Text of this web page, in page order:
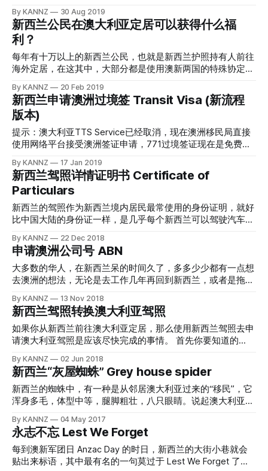
病，而澳洲反而有，所以温血宠物从新西兰到澳洲，不需要经
过检疫隔离，可以说，到岸就可以满地乱跑了。 要注意，阿
猫阿狗大概率无法和你乘坐同一个航班，横跨塔斯曼海；你需
要找一个合规的、注册的宠物运输公司，来安排 trans-
tasman 海的旅程。 你可以在新西兰的 MPI 网站上找到注册的
宠物运输公司，并且找他们报个价；报价总是免费的，不同的
收费主要是服务水平的高低，比如说，优质的服务内容包括专
业人士亲自到你家使用宠物笼子将您的宠物带走，并安排运输
到澳大利亚的新地址；而比较低价格的服务，恐怕就是您要在
新西兰送宠物到机场，
分都是10块20块的钞票而已；更有些新西兰人，钱包虽然很
厚，但是一分钱现金都没有。 但是，澳洲这样大量使用现金
去做支付的国家，也会产生出“反洗钱”“黑钱”泛滥的问题，用
现金来进行超级大额度的交易，就可以把一些不干净的钱换成
某些资产，然后再用这些资产来换成干净的钱。 不过，这种
过一万澳币以上的现金交易，任何拥有 ABN 也就是澳洲注册
公司号码的公司，如果接收消费者超过一万澳币的现金支付，
则商家可能被罚款25000澳币、或者商家的法人被判处最高两
年的监禁。 无需担心的是，对于个人之间的现金交易，则不
在受监管的行列。 image source: pixabay
By KANNZ 30 Aug 2019
新西兰公民在澳大利亚定居可以获得什么福
利？
每年有十万以上的新西兰公民，也就是新西兰护照持有人前往
海外定居，在这其中，大部分都是使用澳新两国的特殊协定进
以出入境自由，并且可以定居、工作、求学，不受任何限制，
但是在领取福利这个问题上，新西兰的护照持有人可就远远比
不上澳洲护照持有人了，甚至比不上澳洲的永久居留签证能够
享受的福利多。 image source: pixabay 在澳洲的新西兰公
民，能够得到什么样的福利呢？ * Family Tax Benefit *
Single Income Family Supplement * Child Care Benefit *
Double Orphan Pension * Health Care Card * Low Income
Health Care Card * Foster Child Health Care Card *
Commonwealth
By KANNZ 20 Feb 2019
新西兰申请澳洲过境签 Transit Visa (新流程
版本)
提示：澳大利亚TTS Service已经取消，现在澳洲移民局直接
使用网络平台接受澳洲签证申请，771过境签证现在是免费办
经的历史见证。 站长曾经在五年之前写过一篇申请澳大利亚
（澳洲）过境签 Transit Visa 的文章，不过目前该文章的内容
已经十分陈旧不符合目前的办理流程，不仅奥克兰的 TT
Service 总部从高大上的 HSBC 大楼搬到了 87 Albert St 这个
看起来有点脏脏破破的地方，而且申请澳洲过境签证的流程也
接待大厅申请签证已经是几乎不可能的了，必须要网上预约。
另外，申请澳洲签证需要采集十指指纹，所以即便是网上预约
后，依然还要申请人现场办理。 澳大利亚是个有点奇怪的国
家，即便是从新西兰回中国的途中，只在澳洲的机场做短暂停
样需要办理澳洲过境签证，这个是澳大利亚与绝大部分国家
在“国际转机”政策上的不同。 中国大陆公民过境澳大利亚，无
论是入境澳大利亚还是转机，都需要签证。在新西兰的中国护
照持有者，即便是
By KANNZ 17 Jan 2019
新西兰驾照详情证明书 Certificate of
Particulars
新西兰的驾照作为新西兰境内居民最常使用的身份证明，就好
比中国大陆的身份证一样，是几乎每个新西兰可以驾驶汽车的
一些人去使用伪造的驾驶执照来做一些奇奇怪怪的事情，例
如，不够岁数的小年轻们会使用假的驾照到酒铺里买酒；所以
我们不说用假的新西兰驾照就是为了做坏事情，而是说“奇怪
的事情”，这么描述比较公平。 当你持有新西兰的驾照，并且
情，你在澳大利亚的某个州的交管局申请驾照转换的时候，交
管局会要求申请人出示 Certificate of Particulars ，实际上翻
译成中文就是“详情证明书”，或者说就像是新西兰交通局给你
的驾照出示的“公证证书”一样；澳洲的交管局只有接收到这个
的，而不是在社交网站上两百纽币买的，哈哈哈（别问站长在
哪里做这东西哈，知道也不告诉你）。 如果您需要申请转换
新西兰驾照为澳洲驾照，可以看这篇文章如何操作。 那么，
如何向新西兰交管局 NZTA 申请这个驾照证明书呢？目前有两
By KANNZ 22 Dec 2018
申请澳洲公司号 ABN
大多数的华人，在新西兰呆的时间久了，多多少少都有一点想
去澳洲的想法，无论是去工作几年再回到新西兰，或者是拖家
么，去澳大利亚开始一段新的生活，通常都会有两种方式，第
一是找一个澳洲的雇主，继续自己的职业生涯；第二种就是在
澳洲建立一个公司，面向更广阔的市场。 在澳洲建立一个公
司，其实最关键的一步就是申请一个 ABN，也就是 Australia
洲的 ABN 号码长度都是 11位的。ABN 号码去哪里申请呢？
https://abr.gov.au/For-Business,-Super-funds—
Charities/Applying-for-an-ABN/ 点击这个网址就能直达啦。
相信在新西兰呆到烦的你，肯定英文已经过关了，所以直接阅
By KANNZ 13 Nov 2018
新西兰驾照转换澳大利亚驾照
如果你从新西兰前往澳大利亚定居，那么使用新西兰驾照去申
请澳大利亚驾照是应该尽快完成的事情。 首先你要知道的
最多合法开车上路三个月（从入境开始计算）；三个月后，如
果还想合法在澳大利亚驾驶，必须申请澳大利亚驾照。 申请
转换非常容易，只要你年满21周岁，准备一份澳大利亚的地址
证明信 Proof of Residency in Australia，带上你的新西兰全驾
澳大利亚道路交通管理局)离你最近的办公室，填写一份转换
驾照申请表格即可。 同时，你还需要进行一下视力测试，进
行现场拍照，然后付费。等几天后，就能够拿到澳洲的驾照
啦。 澳大利亚很大，所以每个州的申请流程有些许的不同，
By KANNZ 02 Jun 2018
新西兰“灰屋蜘蛛” Grey house spider
新西兰的蜘蛛中，有一种是从邻居澳大利亚过来的“移民”，它
浑身多毛，体型中等，腿脚粗壮，八只眼睛。说起澳大利亚的
毒物，蜘蛛中的“悉尼漏斗”“红屁股”“黑寡妇”“捕鸟蜘蛛”等等都
是蜘蛛界大名鼎鼎的毒物；那么，从澳洲来到新西兰的这种蜘
蛛，是不是“很要命”？ 放心吧，这种蜘蛛就是新西兰很常见
的，名字叫做“灰屋蜘蛛”，英文名 Grey house spider，毛利
By KANNZ 04 May 2017
永志不忘 Lest We Forget
每到澳新军团日 Anzac Day 的时日，新西兰的大街小巷就会
贴出来标语，其中最有名的一句莫过于 Lest We Forget 了。